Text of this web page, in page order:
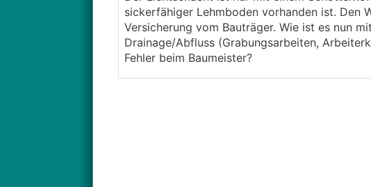
sickerfähiger Lehmboden vorhanden ist. Den
Versicherung vom Bauträger. Wie ist es nun
Drainage/Abfluss (Grabungsarbeiten,
Fehler beim Baumeister?